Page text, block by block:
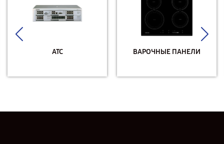
АТС ВАРОЧНЫЕ ПАНЕЛИ